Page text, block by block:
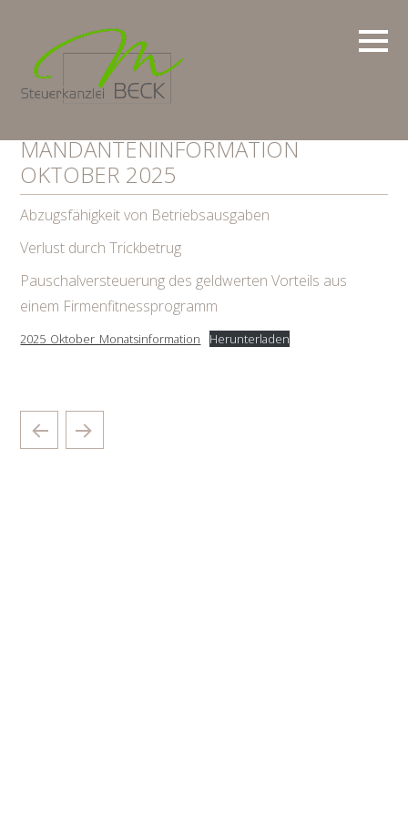
MANDANTENINFORMATION
OKTOBER 2025
Abzugsfähigkeit von Betriebsausgaben
Verlust durch Trickbetrug
Pauschalversteuerung des geldwerten Vorteils aus
einem Firmenfitnessprogramm
2025_Oktober_Monatsinformation Herunterladen